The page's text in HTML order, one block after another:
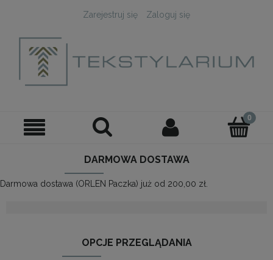
Zarejestruj się Zaloguj się
DARMOWA DOSTAWA
Darmowa dostawa (ORLEN Paczka) już od 200,00 zł.
OPCJE PRZEGLĄDANIA